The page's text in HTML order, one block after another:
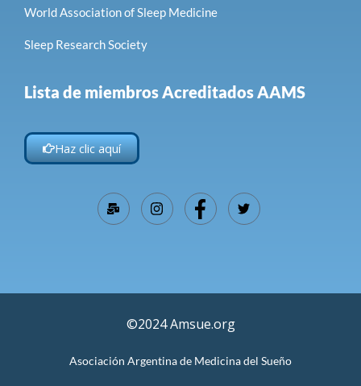
World Association of Sleep Medicine
Sleep Research Society
Lista de miembros Acreditados AAMS
Haz clic aquí
©2024 Amsue.org
Asociación Argentina de Medicina del Sueño